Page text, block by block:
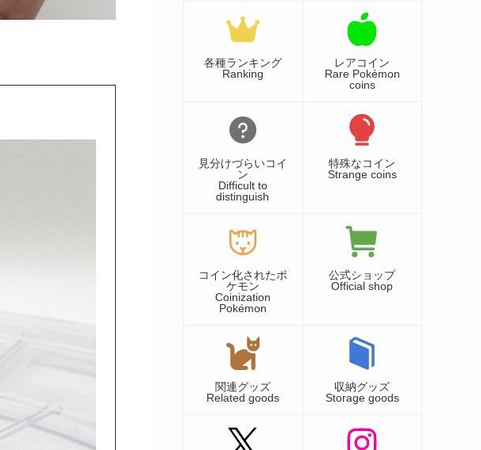
各種ランキング
Ranking
レアコイン
Rare Pokémon
coins
見分けづらいコイ
ン
Difficult to
distinguish
特殊なコイン
Strange coins
コイン化されたポ
ケモン
Coinization
Pokémon
公式ショップ
Official shop
関連グッズ
Related goods
収納グッズ
Storage goods